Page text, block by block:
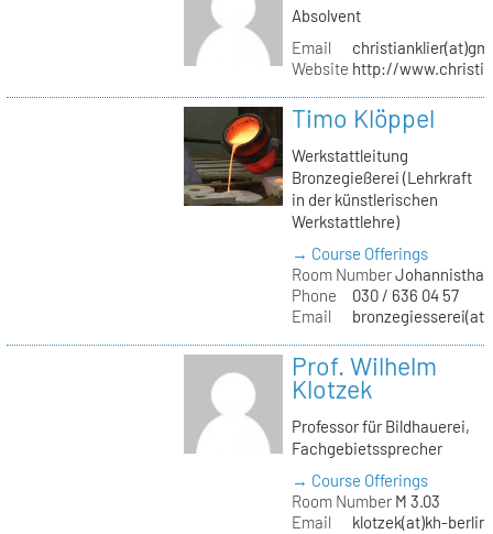
Absolvent
Email
Website http://
Timo Klöppel
Werkstattleitung
Bronzegießerei (Lehrkraft
in der künstlerischen
Werkstattlehre)
→ Course Offerings
Room NumberJohannisthal
Phone
030 / 636 04 57
Email
Prof. Wilhelm
Klotzek
Professor für Bildhauerei,
Fachgebietssprecher
→ Course Offerings
Room NumberM 3.03
Email
klotzek(at)kh-